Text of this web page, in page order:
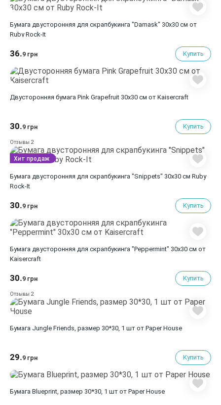
Бумага двусторонняя для скрапбукинга "Damask" 30х30 см от
Ruby Rock-It
36.9 грн Купить
Двусторонняя бумага Pink Grapefruit 30х30 см от Kaisercraft
30.9 грн Купить
Отзывы 2
Бумага двусторонняя для скрапбукинга "Snippets" 30х30 см Ruby
Rock-It
30.9 грн Купить
Хит продаж
Бумага двусторонняя для скрапбукинга "Peppermint" 30х30 см от
Kaisercraft
30.9 грн Купить
Отзывы 2
Бумага Jungle Friends, размер 30*30, 1 шт от Paper House
29.9 грн Купить
Бумага Blueprint, размер 30*30, 1 шт от Paper House